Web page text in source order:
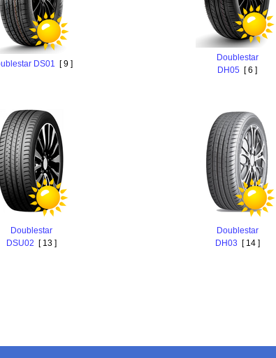
DS01 [ 9 ]
Doublestar
DH05 [ 6 ]
Doublestar
DSU02 [ 13 ]
Doublestar
DH03 [ 14 ]